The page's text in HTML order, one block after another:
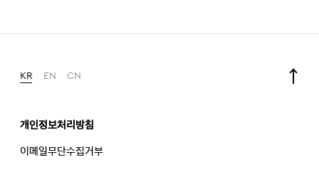
KR EN CN
개인정보처리방침
이메일무단수집거부